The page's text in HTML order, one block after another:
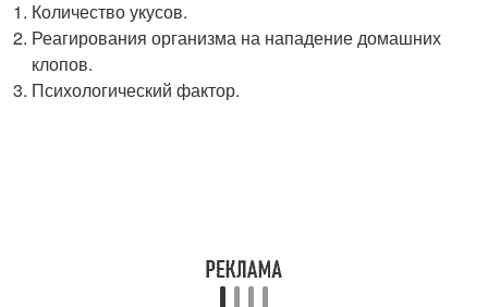
Количество укусов.
Реагирования организма на нападение домашних
клопов.
Психологический фактор.